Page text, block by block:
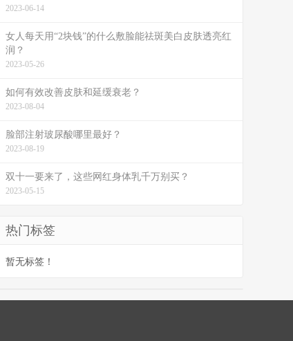
2023-06-14
女人每天用“2块钱”的什么敷脸能祛斑美白皮肤透亮红
润？
2023-05-26
如何有效改善皮肤和延缓衰老？
2023-08-04
脸部注射玻尿酸哪里最好？
2023-08-19
双十一要来了，这些网红身体乳千万别买？
2023-05-15
热门标签
暂无标签！